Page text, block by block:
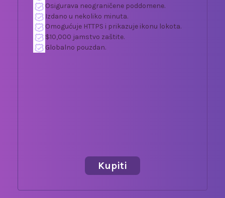
Osigurava neograničene poddomene.
Izdano u nekoliko minuta.
Omogućuje HTTPS i prikazuje ikonu lokota.
$10,000 jamstvo zaštite.
Globalno pouzdan.
Kupiti